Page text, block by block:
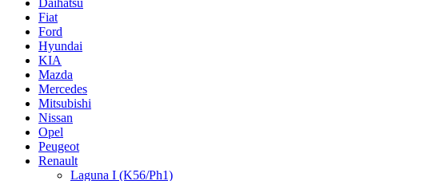
Fiat
Ford
Hyundai
KIA
Mazda
Mercedes
Mitsubishi
Nissan
Opel
Peugeot
Renault
Laguna I (K56/Ph1)